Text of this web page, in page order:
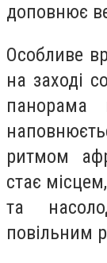
доповнює
Особливе
на заході
панорама
ритмом
стає
та
повільним